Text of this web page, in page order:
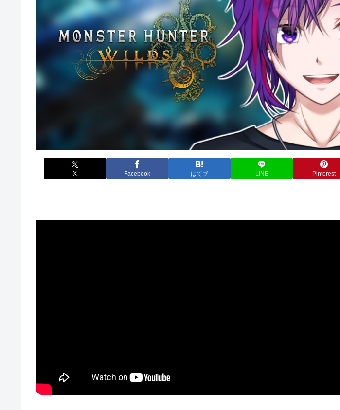
X Facebook はてブ LINE Pinterest